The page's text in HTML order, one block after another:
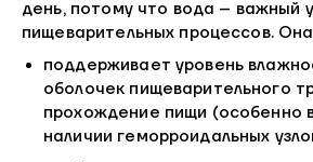
день, потому что вода – важный
пищеварительных процессов.
поддерживает уровень
оболочек пищеварительного
прохождение пищи (особенно
наличии геморроидальных